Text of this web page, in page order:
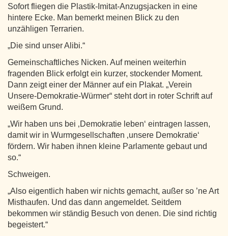
Sofort fliegen die Plastik-Imitat-Anzugsjacken in eine
hintere Ecke. Man bemerkt meinen Blick zu den
unzähligen Terrarien.
„Die sind unser Alibi.“
Gemeinschaftliches Nicken. Auf meinen weiterhin
fragenden Blick erfolgt ein kurzer, stockender Moment.
Dann zeigt einer der Männer auf ein Plakat. „Verein
Unsere-Demokratie-Würmer“ steht dort in roter Schrift auf
weißem Grund.
„Wir haben uns bei ‚Demokratie leben‘ eintragen lassen,
damit wir in Wurmgesellschaften ‚unsere Demokratie‘
fördern. Wir haben ihnen kleine Parlamente gebaut und
so.“
Schweigen.
„Also eigentlich haben wir nichts gemacht, außer so ’ne Art
Misthaufen. Und das dann angemeldet. Seitdem
bekommen wir ständig Besuch von denen. Die sind richtig
begeistert.“